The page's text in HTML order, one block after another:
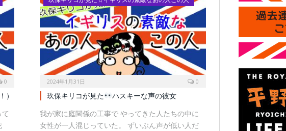
0
）
2024年1月31日 0
玖保キリコが見た
ハスキーな声の彼女
我が家に庭関係の工事で やってきた人たちの中に
女性が一人混じっていた。 ずいぶん声が低い人だ